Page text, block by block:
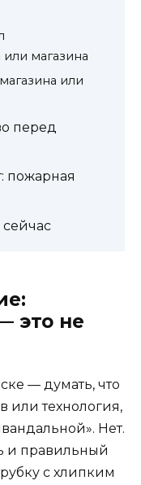
магазина
или
перед
пожарная
сейчас
это не
— думать, что
или технология,
Нет.
и правильный
с хлипким